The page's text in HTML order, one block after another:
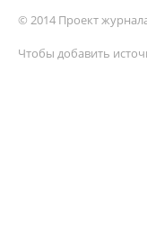
© 2014 Проект
Чтобы добавить